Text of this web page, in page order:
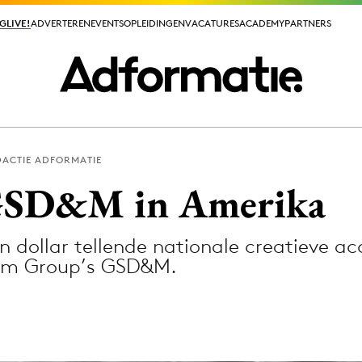
ADVERTERENEVENTSOPLEIDINGENVACATURESACADEMYPARTNERS
ADVERTERENEVENTSOPLEIDINGENVACATURESACADEMYPARTNERS
ADFORMATIE
in Amerika
dollar tellende nationale creatieve
Group’s GSD&M.